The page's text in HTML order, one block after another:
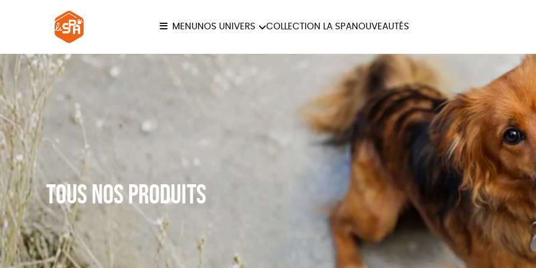
MENU NOS UNIVERS
COLLECTION LA SPA BIEN-ÊTRE
PAPETERIE JE
COLLECTION LA SPANOUVEAUTÉS
Tous nos produits